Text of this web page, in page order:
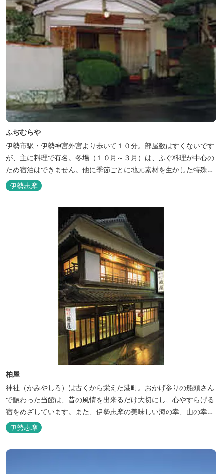
ふぢむらや
伊勢市駅・伊勢神宮外宮より歩いて１０分。部屋数はすくないです
が、主に料理で有名。冬場（１０月～３月）は、ふぐ料理が中心の
ため宿泊はできません。他に季節ごとに地元素材を生かした特殊料
理もお楽しみ頂けます。
伊勢志摩
柏屋
神社（かみやしろ）は古くから栄えた港町。おかげ参りの船頭さん
で賑わった当館は、昔の風情を出来るだけ大切にし、心やすらげる
宿をめざしています。また、伊勢志摩の美味しい海の幸、山の幸を
低価格でお楽しみください。
伊勢志摩